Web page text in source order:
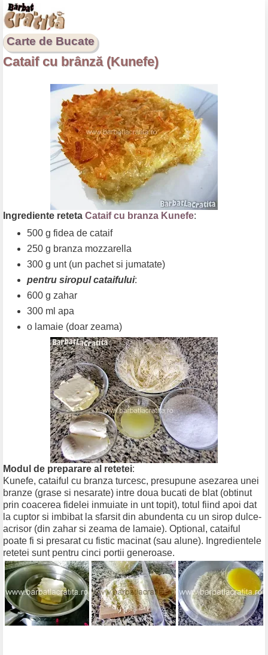
Carte de Bucate
Cataif cu brânză (Kunefe)
Ingrediente reteta Cataif cu branza Kunefe:
500 g fidea de cataif
250 g branza mozzarella
300 g unt (un pachet si jumatate)
pentru siropul cataifului:
600 g zahar
300 ml apa
o lamaie (doar zeama)
Modul de preparare al retetei:
Kunefe, cataiful cu branza turcesc, presupune asezarea unei
branze (grase si nesarate) intre doua bucati de blat (obtinut
prin coacerea fidelei inmuiate in unt topit), totul fiind apoi dat
la cuptor si imbibat la sfarsit din abundenta cu un sirop dulce-
acrisor (din zahar si zeama de lamaie). Optional, cataiful
poate fi si presarat cu fistic macinat (sau alune). Ingredientele
retetei sunt pentru cinci portii generoase.